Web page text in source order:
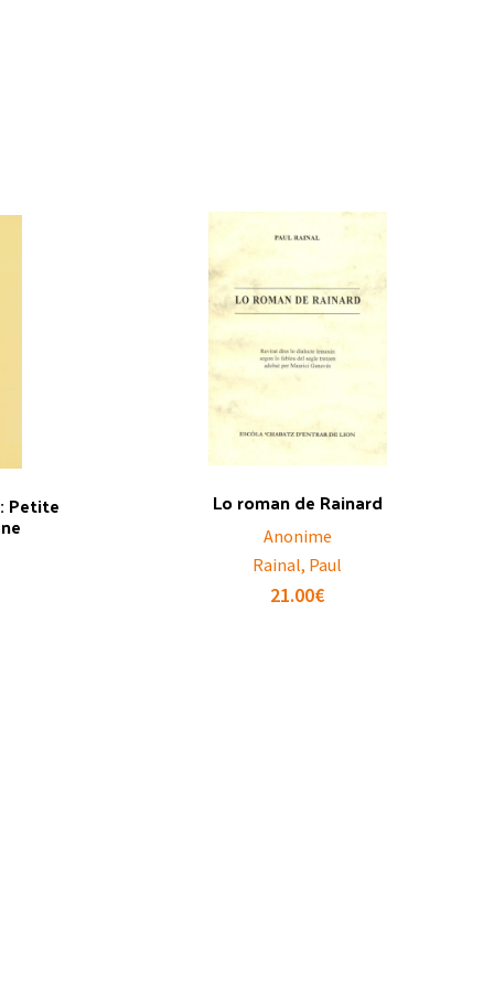
Petite Lo roman de Rainard
Anonime
Rainal, Paul
21.00€